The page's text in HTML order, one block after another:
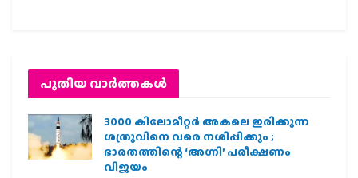
പുതിയ വാര്‍ത്തകള്‍
3000 കിലോമീറ്റർ അകലെ ഇരിക്കുന്ന
ശത്രുവിനെ വരെ നശിപ്പിക്കും ;
ഭാരതത്തിന്റെ ‘അഗ്നി’ പരീക്ഷണം
വിജയം